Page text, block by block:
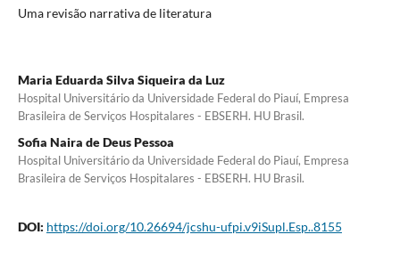
Uma revisão narrativa de literatura
Maria Eduarda Silva Siqueira da Luz
Hospital Universitário da Universidade Federal do Piauí, Empresa
Brasileira de Serviços Hospitalares - EBSERH. HU Brasil.
Sofia Naira de Deus Pessoa
Hospital Universitário da Universidade Federal do Piauí, Empresa
Brasileira de Serviços Hospitalares - EBSERH. HU Brasil.
DOI: https://doi.org/10.26694/jcshu-ufpi.v9iSupl.Esp..8155